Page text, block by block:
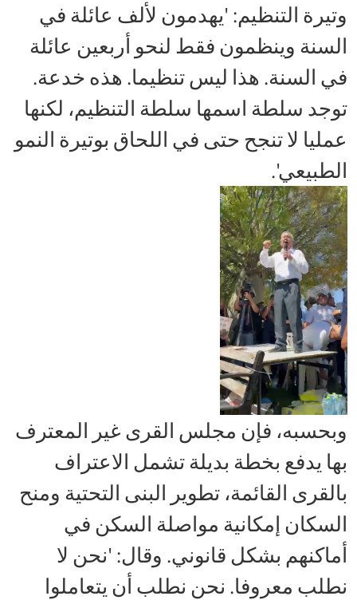
وتيرة التنظيم: 'يهدمون لألف عائلة في
السنة وينظمون فقط لنحو أربعين عائلة
في السنة. هذا ليس تنظيما. هذه خدعة.
توجد سلطة اسمها سلطة التنظيم، لكنها
عمليا لا تنجح حتى في اللحاق بوتيرة النمو
الطبيعي'.
وبحسبه، فإن مجلس القرى غير المعترف
بها يدفع بخطة بديلة تشمل الاعتراف
بالقرى القائمة، تطوير البنى التحتية ومنح
السكان إمكانية مواصلة السكن في
أماكنهم بشكل قانوني. وقال: 'نحن لا
نطلب معروفا. نحن نطلب أن يتعاملوا